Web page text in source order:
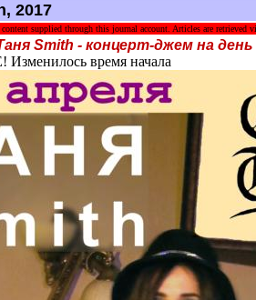
2017
supplied through this journal account. Articles are retrieved
Smith - концерт-джем на
время начала